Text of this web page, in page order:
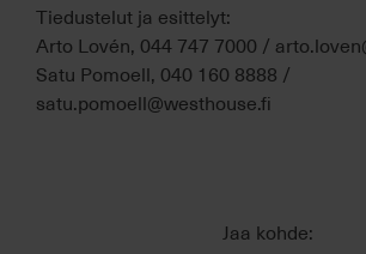
Tiedustelut ja esittelyt:
Arto Lovén, 044 747 7000 /
Satu Pomoell, 040 160 8888 /
satu.pomoell@westhouse.fi
Jaa kohde: